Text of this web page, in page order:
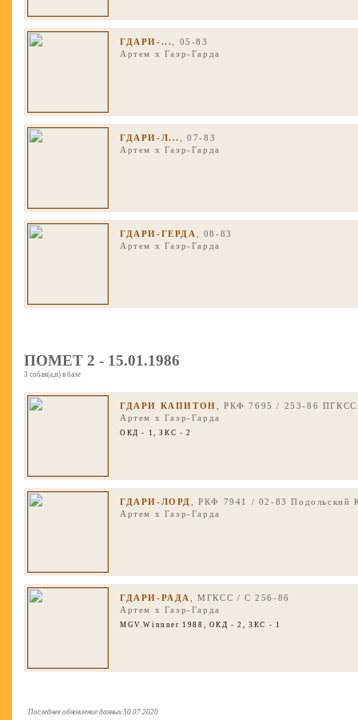
ГДАРИ-...
, 05-83
Артем
x Гаэр-Гарда
ГДАРИ-Л...
, 07-83
Артем
x Гаэр-Гарда
ГДАРИ-ГЕРДА
, 08-83
Артем
x Гаэр-Гарда
ПОМЕТ 2 - 15.01.1986
3 собак(а,и) в базе
ГДАРИ КАПИТОН
, РКФ 7695 / 253-86 ПГКСС
Артем
x Гаэр-Гарда
ОКД - 1, ЗКС - 2
ГДАРИ-ЛОРД
, РКФ 7941 / 02-83 Подольский
Артем
x Гаэр-Гарда
ГДАРИ-РАДА
, МГКСС / С 256-86
Артем
x Гаэр-Гарда
MGV.Winnner 1988 , ОКД - 2, ЗКС - 1
Последнее обновление данных 30.07.2020